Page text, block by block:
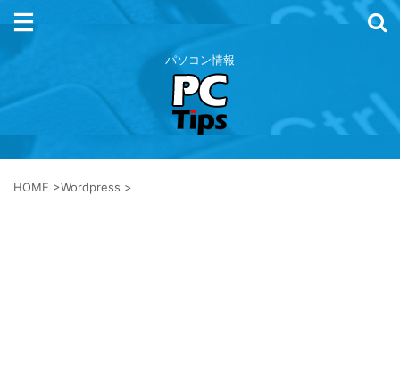
パソコン情報
HOME >Wordpress >